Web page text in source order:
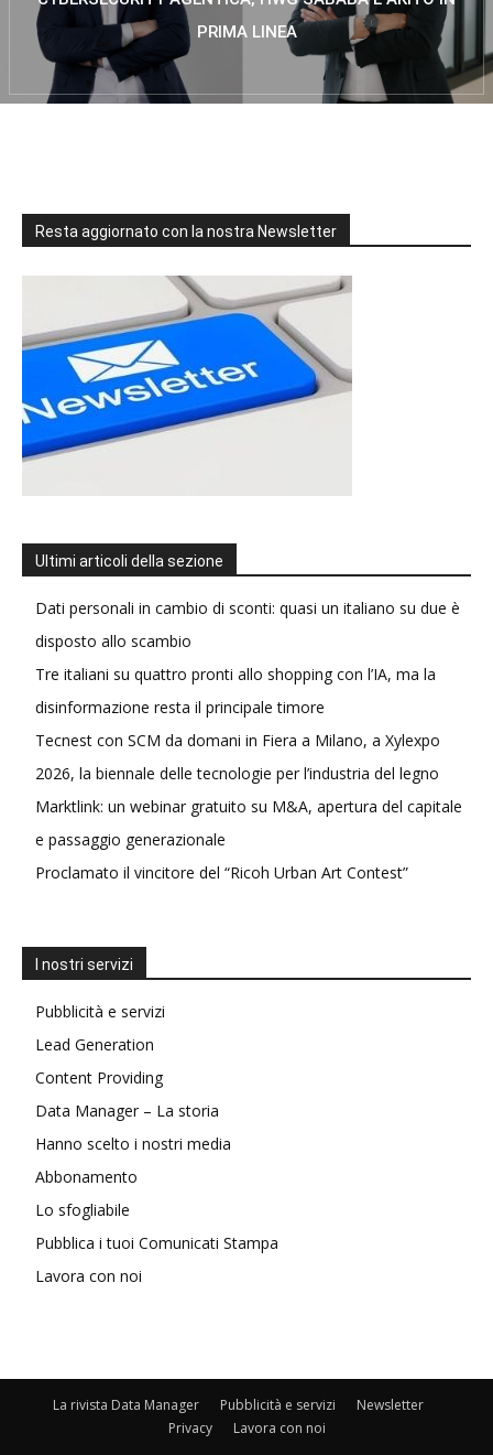
PRIMA LINEA
Resta aggiornato con la nostra Newsletter
Ultimi articoli della sezione
Dati personali in cambio di sconti: quasi un italiano su due è
disposto allo scambio
Tre italiani su quattro pronti allo shopping con l’IA, ma la
disinformazione resta il principale timore
Tecnest con SCM da domani in Fiera a Milano, a Xylexpo
2026, la biennale delle tecnologie per l’industria del legno
Marktlink: un webinar gratuito su M&A, apertura del capitale
e passaggio generazionale
Proclamato il vincitore del “Ricoh Urban Art Contest”
I nostri servizi
Pubblicità e servizi
Lead Generation
Content Providing
Data Manager – La storia
Hanno scelto i nostri media
Abbonamento
Lo sfogliabile
Pubblica i tuoi Comunicati Stampa
Lavora con noi
La rivista Data Manager Pubblicità e servizi
Newsletter
Privacy
Lavora con noi